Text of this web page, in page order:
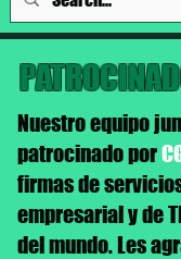
Nuestro equipo
patrocinado por
firmas de
empresarial y de
del mundo. Les